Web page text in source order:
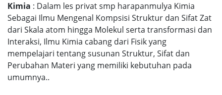
Kimia : Dalam les privat smp harapanmulya Kimia
Sebagai Ilmu Mengenal Kompsisi Struktur dan Sifat Zat
dari Skala atom hingga Molekul serta transformasi dan
Interaksi, Ilmu Kimia cabang dari Fisik yang
mempelajari tentang susunan Struktur, Sifat dan
Perubahan Materi yang memiliki kebutuhan pada
umumnya..